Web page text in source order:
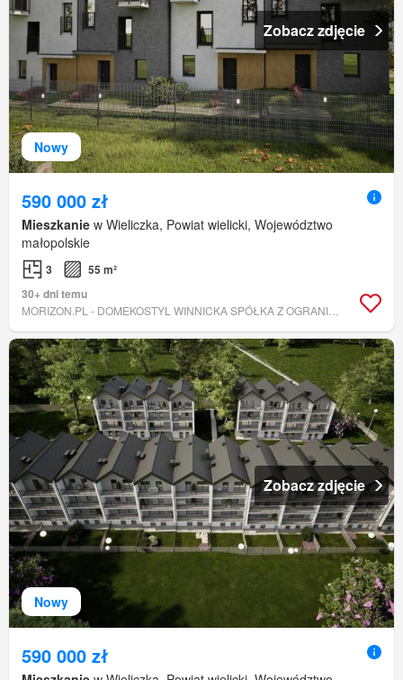
Nowy
Zobacz zdjęcie
590 000 zł
Mieszkanie w Wieliczka, Powiat wielicki, Województwo
małopolskie
3
55 m²
30+ dni temu
Nowy
Zobacz zdjęcie
590 000 zł